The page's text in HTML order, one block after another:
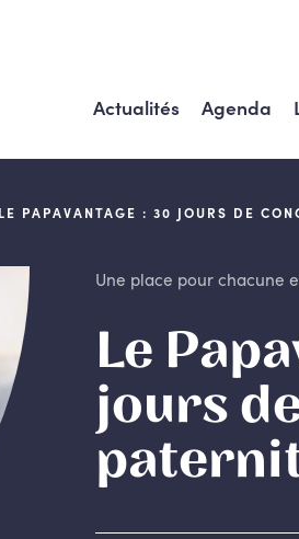
Actualités Agenda
LE PAPAVANTAGE : 30 JOURS DE
Une place pour chacune
Le
jours